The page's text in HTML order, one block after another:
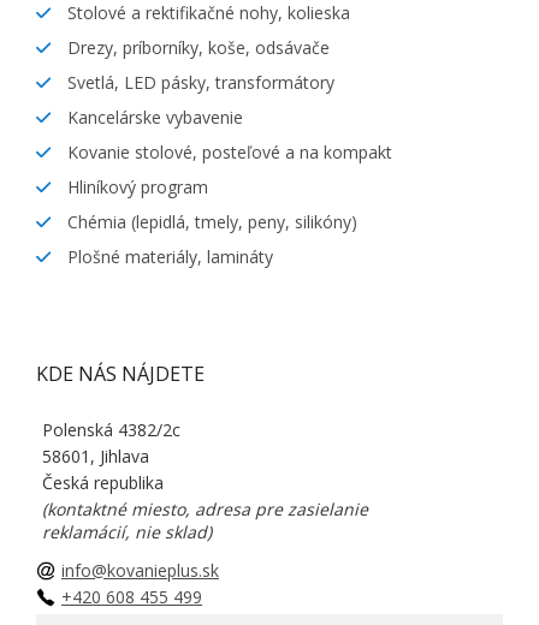
Stolové a rektifikačné nohy, kolieska
Drezy, príborníky, koše, odsávače
Svetlá, LED pásky, transformátory
Kancelárske vybavenie
Kovanie stolové, posteľové a na kompakt
Hliníkový program
Chémia (lepidlá, tmely, peny, silikóny)
Plošné materiály, lamináty
KDE NÁS NÁJDETE
Polenská 4382/2c
58601, Jihlava
Česká republika
(kontaktné miesto, adresa pre zasielanie
reklamácií, nie sklad)
info@kovanieplus.sk
+420 608 455 499